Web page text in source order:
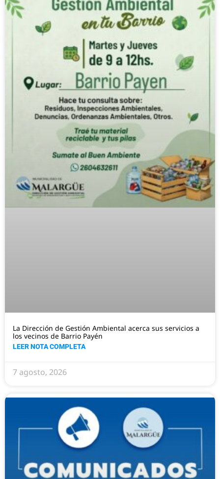
La Dirección de Gestión Ambiental acerca sus servicios a
los vecinos de Barrio Payén
LEER NOTA COMPLETA
7 agosto, 2026